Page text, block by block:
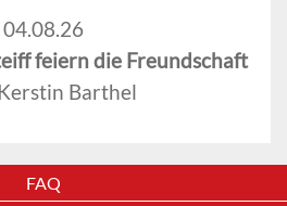
04.08.26
feiern die Freundschaft
Barthel
FAQ